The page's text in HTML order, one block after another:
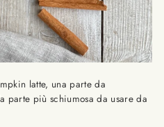
latte, una parte da
parte più schiumosa da usare da